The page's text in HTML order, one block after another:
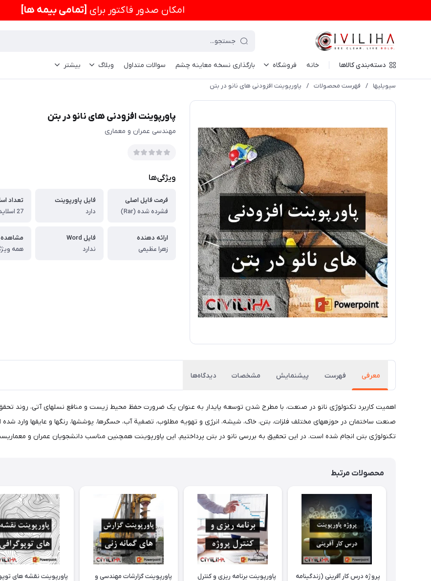
امكان صدور فاکتور برای [تمامی بیمه ها]
دسته‌بندی کالاها خانه فروشگاه بارگذاری نسخه معاینه چشم سوالات متداول وبلاگ بیشتر
سیویلیها / فهرست محصولات / پاورپوینت افزودنی های نانو در بتن
پاورپوینت افزودنی های نانو در بتن
مهندسی عمران و معماری
ویژگی‌ها
فرمت فایل اصلی
فشرده شده (Rar)
فایل پاورپوینت
دارد
تعداد
27 اسلاید
ارائه دهنده
زهرا عظیمی
فایل Word
ندارد
مشاهده
همه
معرفی فهرست پیشنمایش مشخصات دیدگاه‌ها
اهمیت کاربرد تکنولوژی نانو در صنعت، با مطرح شدن توسعه پایدار به عنوان یک ضرورت حفظ محیط زیست و منافع نسلهای آتی، روند
صنعت ساختمان در حوزههای مختلف فلزات، بتن، خاک، شیشه، انرژی و تهويه مطلوب، تصفية آب، حسگرها، پوششها، رنگها و عایقها وارد شده
تکنولوژی بتن انجام شده است. در این تحقیق به بررسی نانو در بتن پرداختیم. این پاورپوینت همچنین مناسب دانشجویان عمران و
محصولات مرتبط
پروژه درس کار آفرینی (زندگینامه
پاورپوینت برنامه ریزی و کنترل
پاورپوینت گزارشات مهندسی و
پاورپوینت نقشه های